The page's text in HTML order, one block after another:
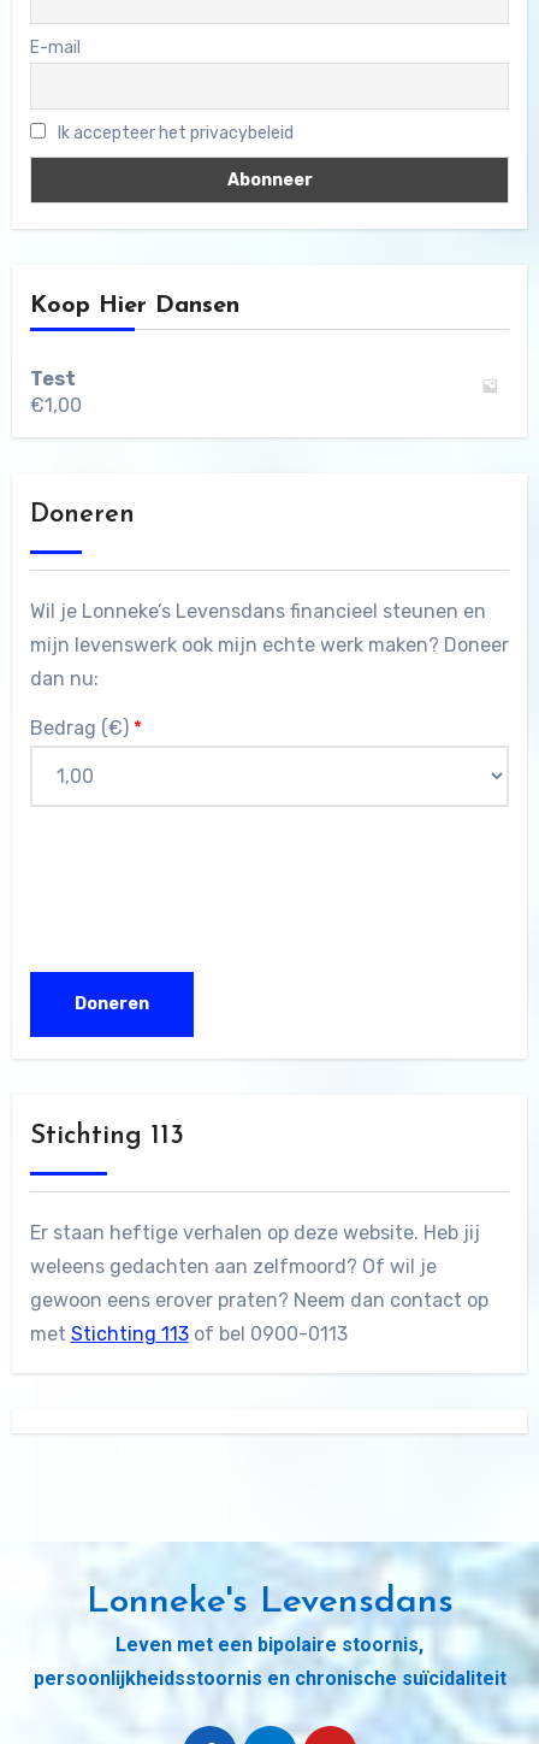
E-mail
Ik accepteer het privacybeleid
Koop Hier Dansen
Test
€1,00
Doneren
Wil je Lonneke’s Levensdans financieel steunen en
mijn levenswerk ook mijn echte werk maken? Doneer
dan nu:
Bedrag (€) *
Stichting 113
Er staan heftige verhalen op deze website. Heb jij
weleens gedachten aan zelfmoord? Of wil je
gewoon eens erover praten? Neem dan contact op
met Stichting 113of bel 0900-0113
Lonneke's Levensdans
Leven met een bipolaire stoornis,
persoonlijkheidsstoornis en chronische suïcidaliteit